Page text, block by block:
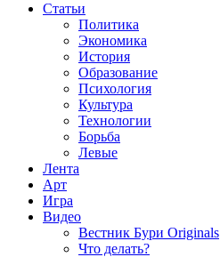
Статьи
Политика
Экономика
История
Образование
Психология
Культура
Технологии
Борьба
Левые
Лента
Арт
Игра
Видео
Вестник Бури Originals
Что делать?